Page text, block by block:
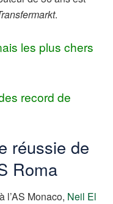
.
les plus chers
record de
réussie de
Roma
l’AS Monaco, Neil El